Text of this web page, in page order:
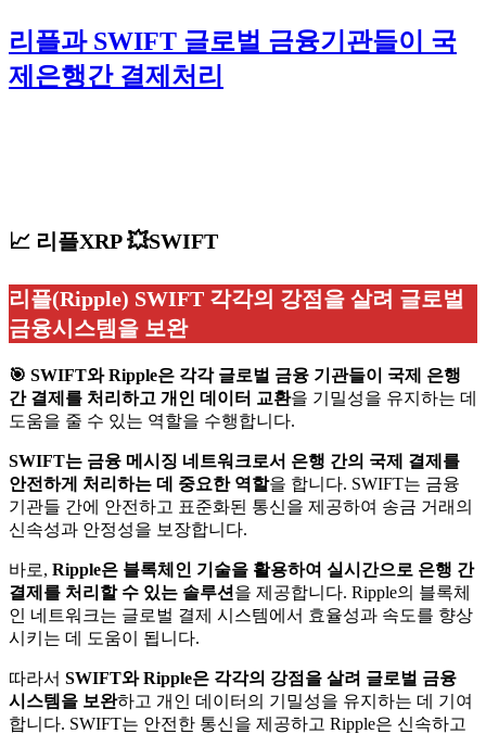
리플과 SWIFT 글로벌 금융기관들이 국
제은행간 결제처리
📈 리플XRP 💥SWIFT
리플(Ripple) SWIFT 각각의 강점을 살려 글로벌
금융시스템을 보완
🎯 SWIFT와 Ripple은 각각 글로벌 금융 기관들이 국제 은행
간 결제를 처리하고 개인 데이터 교환을 기밀성을 유지하는 데
도움을 줄 수 있는 역할을 수행합니다.
SWIFT는 금융 메시징 네트워크로서 은행 간의 국제 결제를
안전하게 처리하는 데 중요한 역할을 합니다. SWIFT는 금융
기관들 간에 안전하고 표준화된 통신을 제공하여 송금 거래의
신속성과 안정성을 보장합니다.
바로, Ripple은 블록체인 기술을 활용하여 실시간으로 은행 간
결제를 처리할 수 있는 솔루션 을 제공합니다. Ripple의 블록체
인 네트워크는 글로벌 결제 시스템에서 효율성과 속도를 향상
시키는 데 도움이 됩니다.
따라서 SWIFT와 Ripple은 각각의 강점을 살려 글로벌 금융
시스템을 보완하고 개인 데이터의 기밀성을 유지하는 데 기여
합니다. SWIFT는 안전한 통신을 제공하고 Ripple은 신속하고